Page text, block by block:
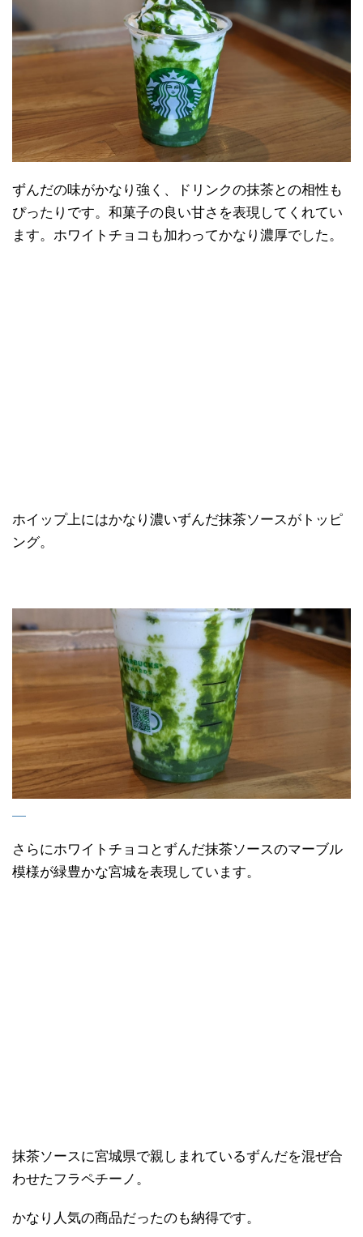
ずんだの味がかなり強く、ドリンクの抹茶との相性も
ぴったりです。和菓子の良い甘さを表現してくれてい
ます。ホワイトチョコも加わってかなり濃厚でした。
ホイップ上にはかなり濃いずんだ抹茶ソースがトッピ
ング。
さらにホワイトチョコとずんだ抹茶ソースのマーブル
模様が緑豊かな宮城を表現しています。
抹茶ソースに宮城県で親しまれているずんだを混ぜ合
わせたフラペチーノ。
かなり人気の商品だったのも納得です。